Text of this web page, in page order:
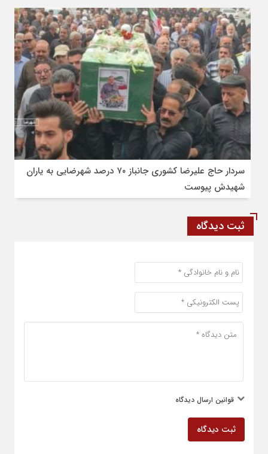
سردار حاج علیرضا کشوری جانباز ۷۰ درصد شهرضایی به یاران
شهیدش پیوست
ثبت دیدگاه
قوانین ارسال دیدگاه
ثبت دیدگاه